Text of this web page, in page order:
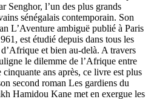
Senghor, l’un des plus grands
sénégalais contemporain. Son
L’Aventure ambiguë publié à Paris
est étudié depuis dans tous les
et bien au-delà. A travers
le dilemme de l’Afrique entre
ans après, ce livre est plus
second roman Les gardiens du
Hamidou Kane met en exergue les